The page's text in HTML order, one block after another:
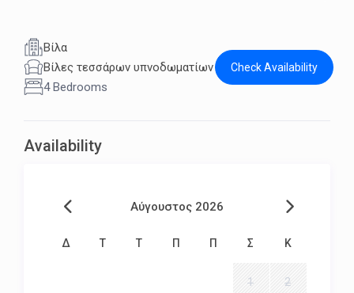
Βίλα
Βίλες τεσσάρων υπνοδωματίων
4 Bedrooms
Check Availability
Availability
Αύγουστος 2026
Δ Τ Τ Π Π Σ Κ
1 2